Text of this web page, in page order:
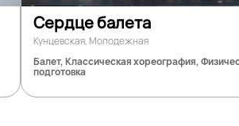
Сердце балета
Кунцевская, Молодежная
Балет, Классическая хореография,
подготовка